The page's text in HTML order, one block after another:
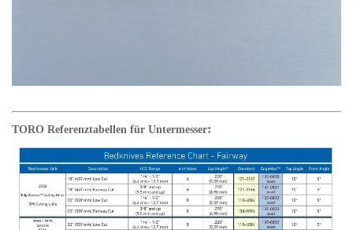
TORO Referenztabellen für Untermesser: